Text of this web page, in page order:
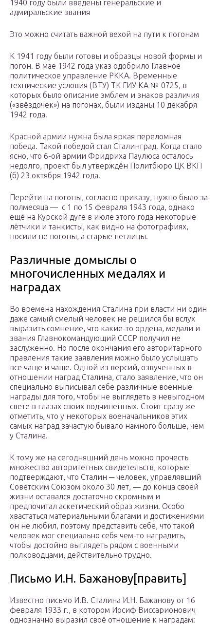
1940 году были введены генеральские и
адмиральские звания
Это можно считать важной вехой на пути к погонам
К 1941 году были готовы и образцы новой формы и
погон. В мае 1942 года указ одобрило Главное
политическое управление РККА. Временные
технические условия (ВТУ) ТК ГИУ КА № 0725, в
которых было описание эмблем и знаков различия
(«звёздочек») на погонах, были изданы 10 декабря
1942 года.
Красной армии нужна была яркая переломная
победа. Такой победой стал Сталинград. Когда стало
ясно, что 6-ой армии Фридриха Паулюса осталось
недолго, проект был утверждён Политбюро ЦК ВКП
(б) 23 октября 1942 года.
Перейти на погоны, согласно приказу, нужно было за
полмесяца — с 1 по 15 февраля 1943 года, однако
ещё на Курской дуге в июле этого года некоторые
лётчики и танкисты, как видно на фотографиях,
носили не погоны, а старые петлицы.
Различные домыслы о
многочисленных медалях и
наградах
Во времена нахождения Сталина при власти ни один
даже самый смелый человек не решился бы вслух
выразить сомнение, что какие-то ордена, медали и
звания Главнокомандующий СССР получил не
заслуженно. Но после окончания его авторитарного
правления такие заявления можно было услышать
все чаще и чаще. Одной из версий, озвученных в
отношении наград Сталина, стало заявление, что он
специально выписывал себе различные военные
награды для того, чтобы не выглядеть в невыгодном
свете в глазах своих подчиненных. Стоит сразу же
отметить, что у некоторых военачальников этих
самых наград зачастую бывало намного больше, чем
у Сталина.
К тому же на сегодняшний день можно прочесть
множество авторитетных свидетельств, которые
подтверждают, что Сталин ─ человек, управлявший
Советским Союзом около 30 лет, — до конца своей
жизни оставался достаточно скромным и
предпочитал аскетический образ жизни. Особо
хвастаться материальными благами и достижениями
он не любил, поэтому представить себе, что такой
человек мог специально себя чем-то наградить,
чтобы достойно выглядеть рядом с военными
полководцами, действительно трудно.
Письмо И.Н. Бажанову[править]
Известно письмо И.В. Сталина И.Н. Бажанову от 16
февраля 1933 г., в котором Иосиф Виссарионович
однозначно выразил своё отношение к наградам: